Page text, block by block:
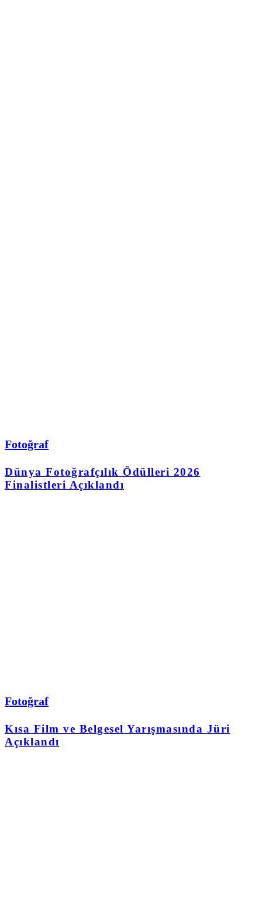
Fotoğraf
Dünya Fotoğrafçılık Ödülleri 2026
Finalistleri Açıklandı
Fotoğraf
Kısa Film ve Belgesel Yarışmasında Jüri
Açıklandı